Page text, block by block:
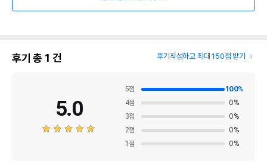
후기 총 1 건 후기작성하고 최대 150점 받기
5.0
5점 100%
4점 0%
3점 0%
2점 0%
1 점 0%